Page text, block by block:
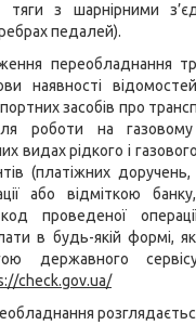
тяги з шарнірними
педалей).
переобладнання
наявності
засобів про
роботи на
видах рідкого і
(платіжних доручень,
або відміткою
проведеної
в будь-якій формі,
державного
check.gov.ua/